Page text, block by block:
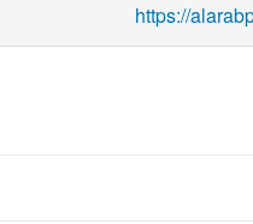
https://